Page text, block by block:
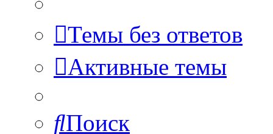
Темы без ответов
Активные темы
Поиск